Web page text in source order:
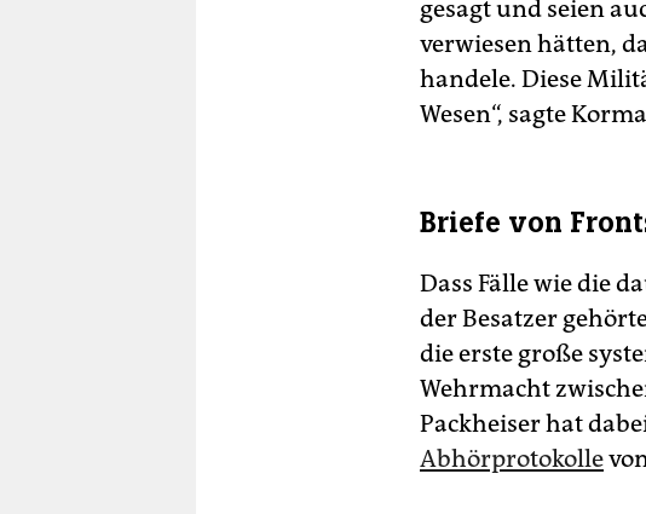
gesagt und seien
verwiesen hätten,
handele. Diese
Wesen“, sagte
Briefe von
Dass Fälle wie die
der Besatzer
die erste große
Wehrmacht
Packheiser hat
Abhörprotokolle